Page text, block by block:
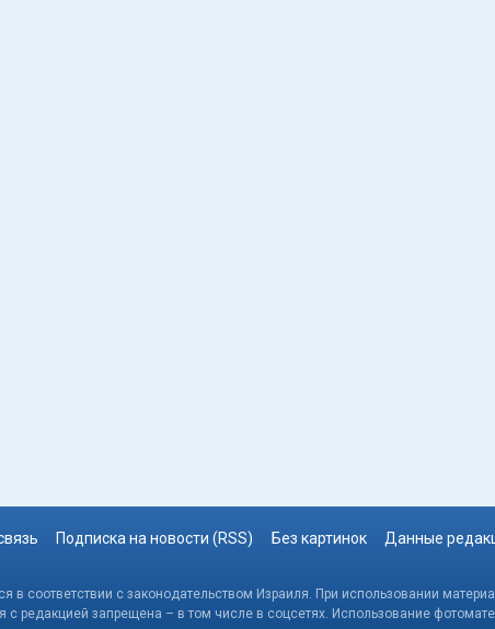
Подписка на новости (RSS) Без картинок Данные
соответствии с законодательством Израиля. При использовании
редакцией запрещена – в том числе в соцсетях. Использование